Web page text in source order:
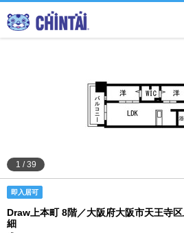
家賃相
通勤通
1 /39
即入居可
Draw上本町 8階／大阪府大阪市天王寺
細